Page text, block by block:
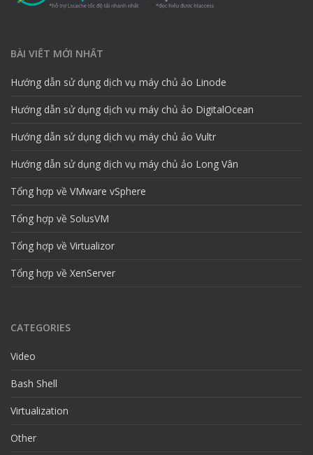
BÀI VIẾT MỚI NHẤT
Hướng dẫn sử dụng dịch vụ máy chủ ảo Linode
Hướng dẫn sử dụng dịch vụ máy chủ ảo DigitalOcean
Hướng dẫn sử dụng dịch vụ máy chủ ảo Vultr
Hướng dẫn sử dụng dịch vụ máy chủ ảo Long Vân
Tổng hợp về VMware vSphere
Tổng hợp về SolusVM
Tổng hợp về Virtualizor
Tổng hợp về XenServer
CATEGORIES
Video
Bash Shell
Virtualization
Other